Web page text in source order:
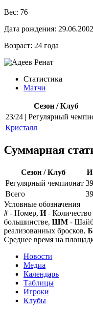
Вес: 76
Дата рождения: 29.06.2002
Возраст: 24 года
Статистика
Матчи
Сезон / Клуб
23/24 | Регулярный
Кристалл
Суммарная
Сезон / Клуб И
Регулярный чемпионат 39
Всего
39
Условные обозначения
# - Номер, И-
большинстве, ШМ -
реализованных бросков,
Среднее время на
Новости
Медиа
Календарь
Таблицы
Игроки
Клубы